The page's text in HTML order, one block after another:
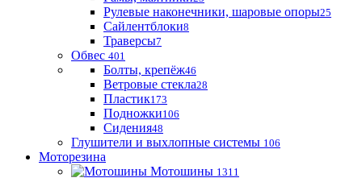
Рулевые наконечники, шаровые опоры25
Сайлентблоки8
Траверсы7
Обвес 401
Болты, крепёж46
Ветровые стекла28
Пластик173
Подножки106
Сидения48
Глушители и выхлопные системы 106
Моторезина
Мотошины 1311